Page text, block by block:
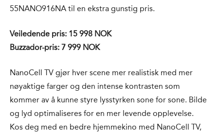
55NANO916NA til en ekstra gunstig pris.
Veiledende pris: 15 998 NOK
Buzzador-pris: 7 999 NOK
NanoCell TV gjør hver scene mer realistisk med mer
nøyaktige farger og den intense kontrasten som
kommer av å kunne styre lysstyrken sone for sone. Bilde
og lyd optimaliseres for en mer levende opplevelse.
Kos deg med en bedre hjemmekino med NanoCell TV,